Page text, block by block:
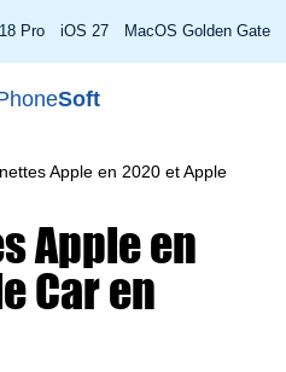
Pro iOS 27 MacOS Golden Gate
Soft
Apple en 2020 et Apple
Apple en
Car en